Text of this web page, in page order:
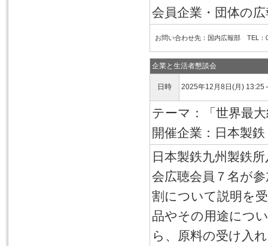
会員企業・団体の
お問い合わせ先：国内広報部 TEL：
企業と生活者懇談会
日時 2025年12月8日(月) 13:25
テーマ：「世界最
開催企業：日本製鉄
日本製鉄九州製鉄
会広聴会員７名が
割について説明を
品やその用途につ
ら、原料の受け入